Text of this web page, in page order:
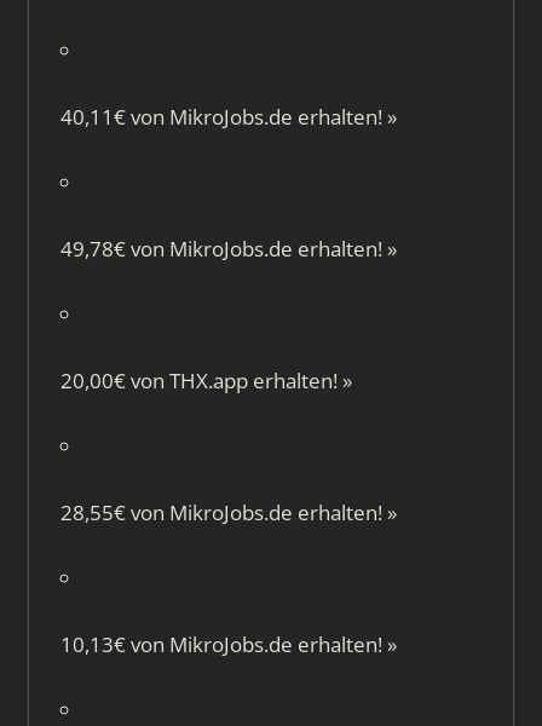
40,11€ von MikroJobs.de erhalten! »
49,78€ von MikroJobs.de erhalten! »
20,00€ von THX.apperhalten! »
28,55€ von MikroJobs.de erhalten! »
10,13€ von MikroJobs.de erhalten! »